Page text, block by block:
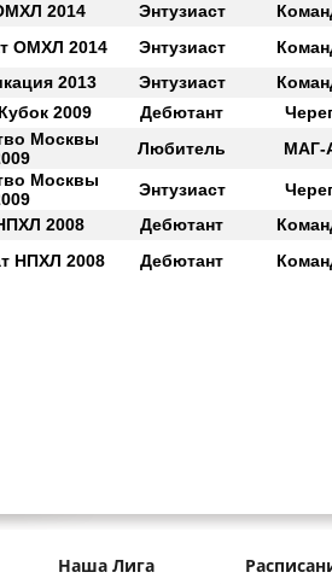
2014 Энтузиаст
ОМХЛ 2014 Энтузиаст
2013 Энтузиаст
2009 Дебютант
Москвы
Любитель МАГ-
Москвы
Энтузиаст
2008 Дебютант
НПХЛ 2008 Дебютант
Наша Лига